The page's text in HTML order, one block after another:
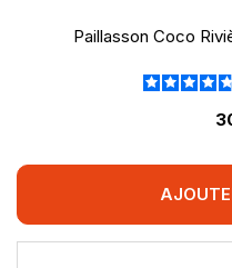
Paillasson Coco